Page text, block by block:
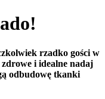
rzadko gości w
i idealne nadaj
odbudowę tkanki